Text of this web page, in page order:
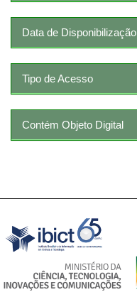
Data de Disponibilização
Tipo de Acesso
Contém Objeto Digital